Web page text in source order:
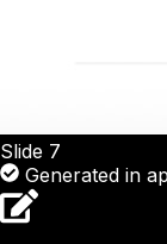
Slide 7
Generated in